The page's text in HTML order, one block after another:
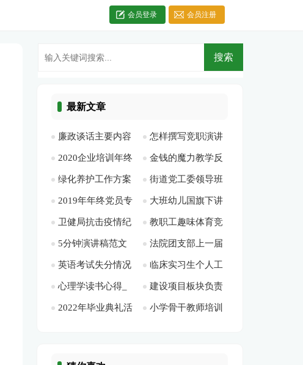
会员登录 会员注册
最新文章
廉政谈话主要内容
[此文共1581字]
怎样撰写竞职演讲
稿[此文共7858字]
2020企业培训年终
工作总结多篇[此文
共7472字]
金钱的魔力教学反
思[此文共15384字]
绿化养护工作方案
[此文共2065字]
街道党工委领导班
子述职报告-述职报
告[此文共14852字]
2019年年终党员专
题组织生活会检视剖
析材料[此文共2010
字]
大班幼儿国旗下讲
话简短[此文共2132
字]
卫健局抗击疫情纪
实[此文共1829字]
教职工趣味体育竞
赛活动方案[此文共
394字]
5分钟演讲稿范文
（多篇）[此文共
5094字]
法院团支部上一届
工作总结[此文共
1228字]
英语考试失分情况
分析总结[此文共550
字]
临床实习生个人工
作总结[此文共9337
字]
心理学读书心得_
读《心理学》心得
建设项目板块负责
人和党支部书记个人
2022年毕业典礼活 小学骨干教师培训